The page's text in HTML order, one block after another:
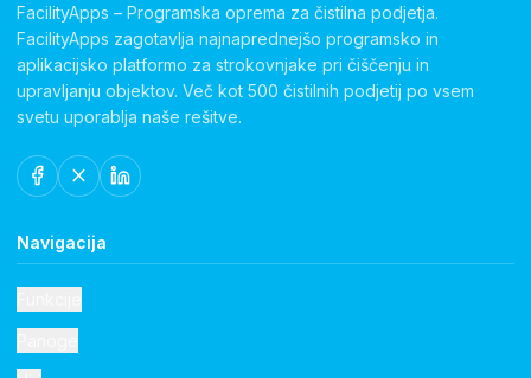
FacilityApps – Programska oprema za čistilna podjetja.
FacilityApps zagotavlja najnaprednejšo programsko in
aplikacijsko platformo za strokovnjake pri čiščenju in
upravljanju objektov. Več kot 500 čistilnih podjetij po vsem
svetu uporablja naše rešitve.
Navigacija